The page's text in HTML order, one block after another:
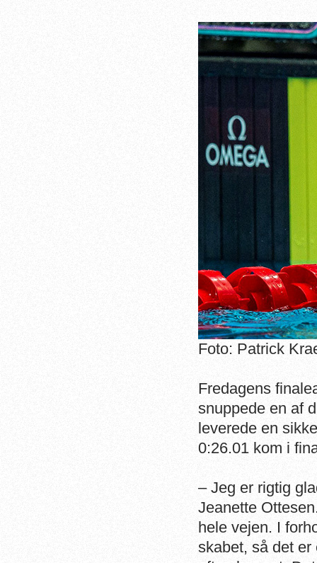
Foto: Patrick
Fredagens
snuppede en af
leverede en
0:26.01 kom i
– Jeg er rigtig
Jeanette
hele vejen. I
skabet, så det